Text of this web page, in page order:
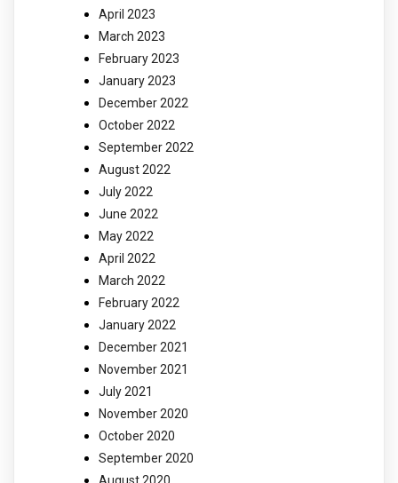
April 2023
March 2023
February 2023
January 2023
December 2022
October 2022
September 2022
August 2022
July 2022
June 2022
May 2022
April 2022
March 2022
February 2022
January 2022
December 2021
November 2021
July 2021
November 2020
October 2020
September 2020